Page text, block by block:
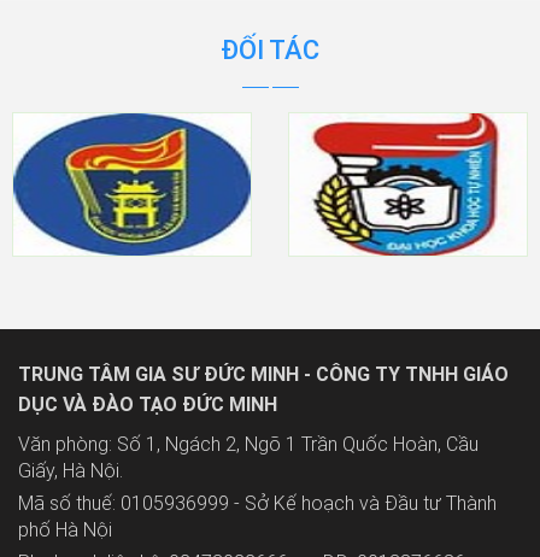
ĐỐI TÁC
TRUNG TÂM GIA SƯ ĐỨC MINH - CÔNG TY TNHH GIÁO
DỤC VÀ ĐÀO TẠO ĐỨC MINH
Văn phòng: Số 1, Ngách 2, Ngõ 1 Trần Quốc Hoàn, Cầu
Giấy, Hà Nội.
Mã số thuế: 0105936999 - Sở Kế hoạch và Đầu tư Thành
phố Hà Nội